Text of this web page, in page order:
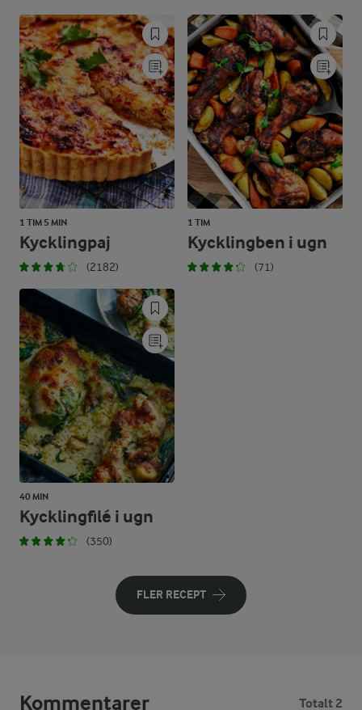
1 TIM 5 MIN
Kycklingpaj
(2182)
1 TIM
Kycklingben i ugn
(71)
40 MIN
Kycklingfilé i ugn
(350)
FLER RECEPT
Kommentarer Totalt 2